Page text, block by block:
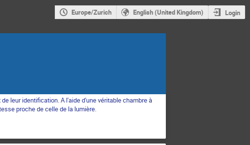
Europe/Zurich English (United Kingdom) Login
leur identification. A l'aide d'une véritable chambre à
proche de celle de la lumière.